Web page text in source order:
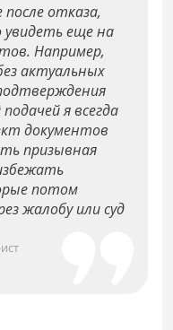
отказа,
еще на
Например,
актуальных
я всегда
документов
призывная
потом
жалобу или суд